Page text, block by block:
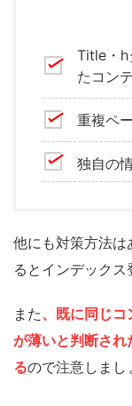
Title・h
たコン
重複ペ
独自の
他にも対策方法は
るとインデックス
また、既に同じ
が薄いと判断さ
るので注意しまし